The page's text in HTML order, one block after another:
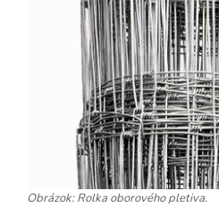
Obrázok: Rolka oborového pletiva.